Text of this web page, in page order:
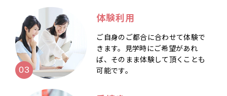
体験利用
ご自身のご都合に合わせて体験で
きます。見学時にご希望があれ
ば、そのまま体験して頂くことも
可能です。